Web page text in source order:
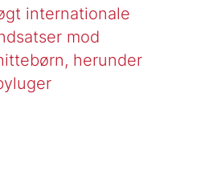
internationale
mod
herunder